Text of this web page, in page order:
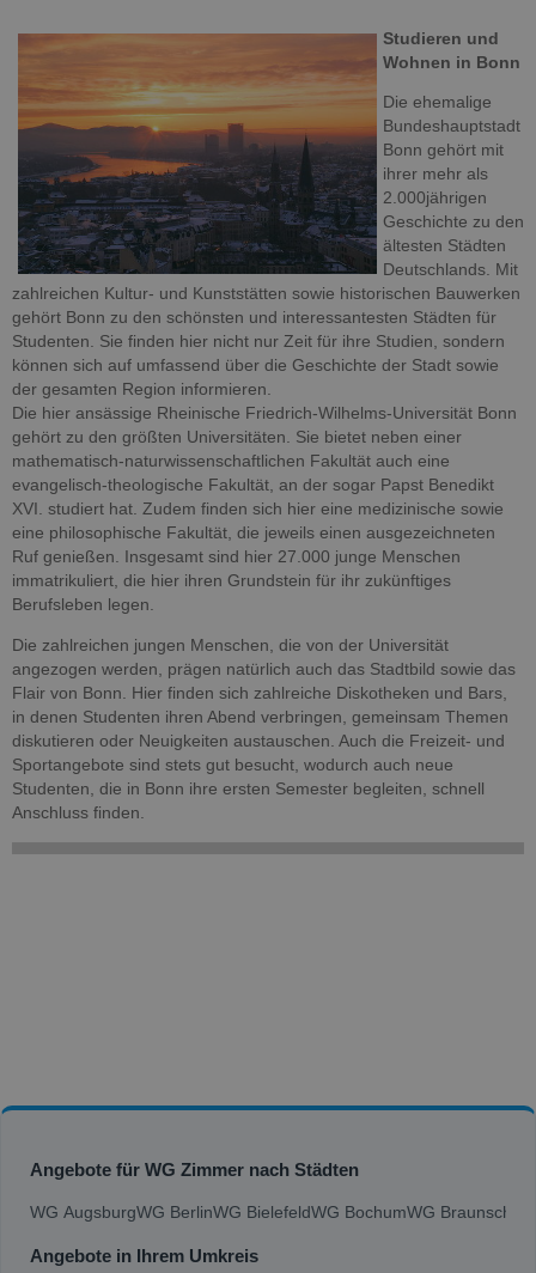
Studieren und
Wohnen in Bonn
Die ehemalige
Bundeshauptstadt
Bonn gehört mit
ihrer mehr als
2.000jährigen
Geschichte zu den
ältesten Städten
Deutschlands. Mit
zahlreichen Kultur- und Kunststätten sowie historischen Bauwerken
gehört Bonn zu den schönsten und interessantesten Städten für
Studenten. Sie finden hier nicht nur Zeit für ihre Studien, sondern
können sich auf umfassend über die Geschichte der Stadt sowie
der gesamten Region informieren.
Die hier ansässige Rheinische Friedrich-Wilhelms-Universität Bonn
gehört zu den größten Universitäten. Sie bietet neben einer
mathematisch-naturwissenschaftlichen Fakultät auch eine
evangelisch-theologische Fakultät, an der sogar Papst Benedikt
XVI. studiert hat. Zudem finden sich hier eine medizinische sowie
eine philosophische Fakultät, die jeweils einen ausgezeichneten
Ruf genießen. Insgesamt sind hier 27.000 junge Menschen
immatrikuliert, die hier ihren Grundstein für ihr zukünftiges
Berufsleben legen.
Die zahlreichen jungen Menschen, die von der Universität
angezogen werden, prägen natürlich auch das Stadtbild sowie das
Flair von Bonn. Hier finden sich zahlreiche Diskotheken und Bars,
in denen Studenten ihren Abend verbringen, gemeinsam Themen
diskutieren oder Neuigkeiten austauschen. Auch die Freizeit- und
Sportangebote sind stets gut besucht, wodurch auch neue
Studenten, die in Bonn ihre ersten Semester begleiten, schnell
Anschluss finden.
Angebote für WG Zimmer nach Städten
WG AugsburgWG BerlinWG BielefeldWG BochumWG
Angebote in Ihrem Umkreis